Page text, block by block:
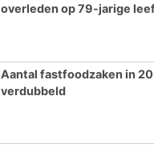
overleden op 79-jarige
Aantal fastfoodzaken in
verdubbeld